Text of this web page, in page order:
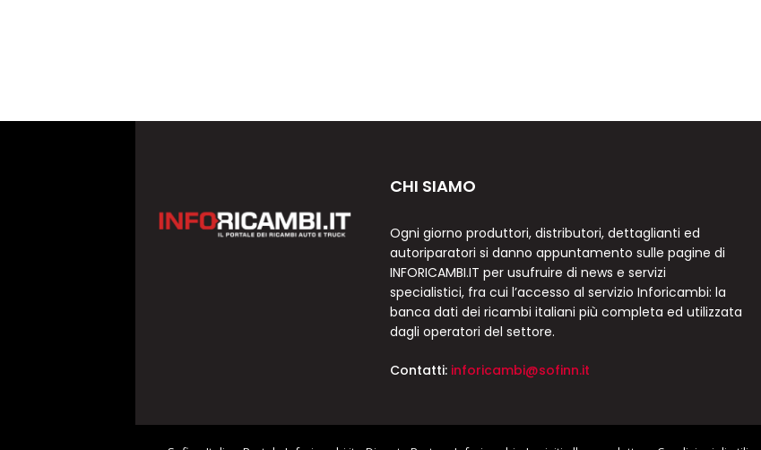
CHI SIAMO
Ogni giorno produttori, distributori, dettaglianti ed
autoriparatori si danno appuntamento sulle pagine di
INFORICAMBI.IT per usufruire di news e servizi
specialistici, fra cui l’accesso al servizio Inforicambi: la
banca dati dei ricambi italiani più completa ed utilizzata
dagli operatori del settore.
Contatti: inforicambi@sofinn.it